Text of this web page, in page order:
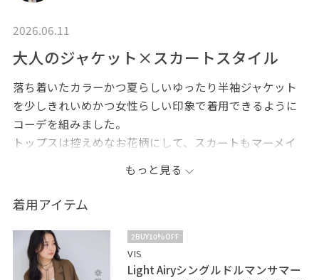
2026.06.11
大人のジャケット×スカートスタイル
落ち着いたカラーかつ夏らしいゆったり半袖ジャケット
を少しきれいめかつ女性らしい印象で着用できるように
コーデを組みました。
トップスは控えめなお花柄にして、スカートもマーメイ
るドルマンスリーブのジャケットもきれいめな印象でつ
かえました◎
※記載のないものは私物です
もっと見る
着用アイテム
2BUY10%OFF
VIS
Light Airyシングルドルマンサマー